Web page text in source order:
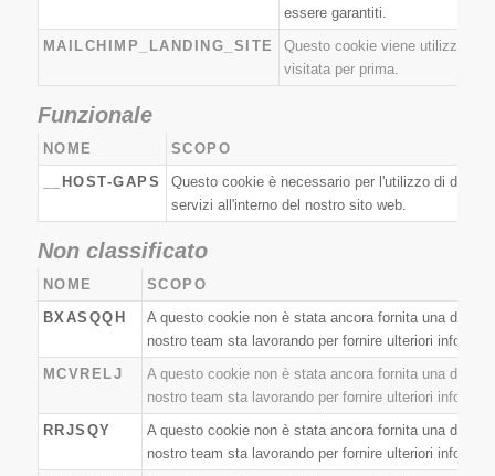
essere garantiti.
MAILCHIMP_LANDING_SITE
Questo cookie viene utilizzato
visitata per prima.
Funzionale
NOME
SCOPO
__HOST-GAPS
Questo cookie è necessario per l'utilizzo di
servizi all'interno del nostro sito web.
Non classificato
NOME
SCOPO
BXASQQH
A questo cookie non è stata ancora fornita una
nostro team sta lavorando per fornire ulteriori
MCVRELJ
A questo cookie non è stata ancora fornita una
nostro team sta lavorando per fornire ulteriori
RRJSQY
A questo cookie non è stata ancora fornita una
nostro team sta lavorando per fornire ulteriori